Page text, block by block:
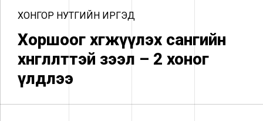
ХОНГОР НУТГИЙН ИРГЭД
Хоршоог хөгжүүлэх сангийн
хөнгөлөлттэй зээл – 2 хоног
үлдлээ